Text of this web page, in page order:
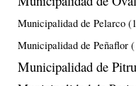
Municipalidad de Pelarco
Municipalidad de Peñaflor
Municipalidad de